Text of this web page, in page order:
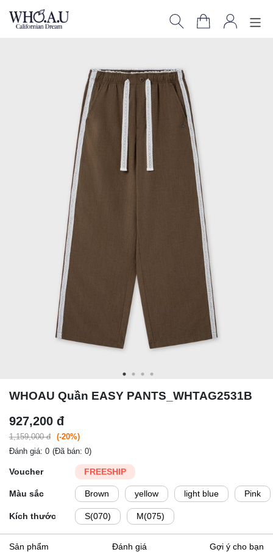
WHOAU Quần EASY PANTS_WHTAG2531B
927,200 đ
1,159,000 đ
(-20%)
Đánh giá: 0 (Đã bán: 0)
Voucher FREESHIP
Màu sắc Brown yellow light blue Pink
Kích thước S(070) M(075)
Sản phẩm Đánh giá Gợi ý cho bạn